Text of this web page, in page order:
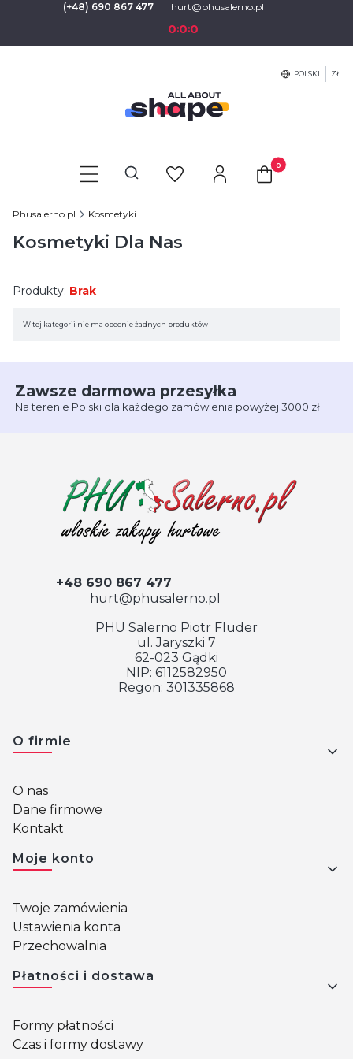
(+48) 690 867 477 hurt@phusalerno.pl
0:0:0
POLSKI ZŁ
Otwórz wyszukiwarkę Produkty w
Phusalerno.pl Kosmetyki
Kosmetyki Dla Nas
Produkty: Brak
W tej kategorii nie ma obecnie żadnych produktów
Zawsze darmowa przesyłka
Na terenie Polski dla każdego zamówienia powyżej 3000 zł
+48 690 867 477
hurt@phusalerno.pl
PHU Salerno Piotr Fluder
ul. Jaryszki 7
62-023 Gądki
NIP: 6112582950
Regon: 301335868
Linki w stopce
O firmie
O nas
Dane firmowe
Kontakt
Moje konto
Twoje zamówienia
Ustawienia konta
Przechowalnia
Płatności i dostawa
Formy płatności
Czas i formy dostawy